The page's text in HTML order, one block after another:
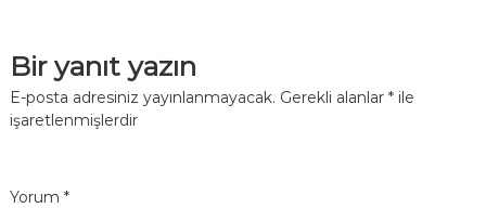
Bir yanıt yazın
E-posta adresiniz yayınlanmayacak. Gerekli alanlar *ile
işaretlenmişlerdir
Yorum *